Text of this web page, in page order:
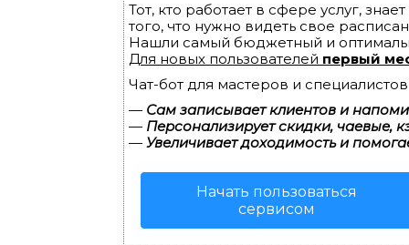
Тот, кто работает в сфере услуг,
того, что нужно видеть свое
Нашли самый бюджетный и
Для новых пользователей первый
Чат-бот для мастеров и
— Сам записывает клиентов и
— Персонализирует скидки, чаевые,
— Увеличивает доходимость и
Начать пользоваться
сервисом
ПЕРВОГО